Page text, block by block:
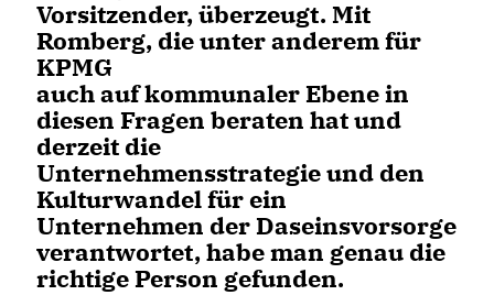
Vorsitzender, überzeugt. Mit
Romberg, die unter anderem für
KPMG
auch auf kommunaler Ebene in
diesen Fragen beraten hat und
derzeit die
Unternehmensstrategie und den
Kulturwandel für ein
Unternehmen der Daseinsvorsorge
verantwortet, habe man genau die
richtige Person gefunden.